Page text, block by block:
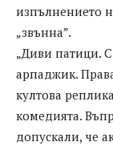
изпълнението
„звънна”.
„Диви патици.
арпаджик.
култова
комедията.
допускали, че